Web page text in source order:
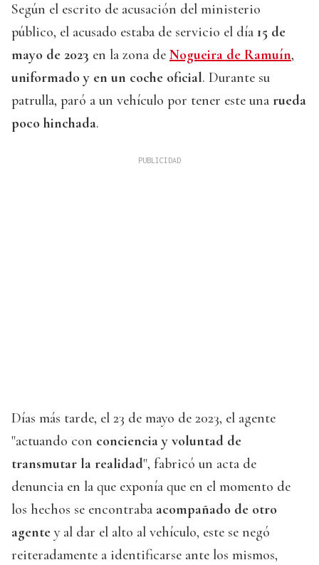
Según el escrito de acusación del ministerio
público, el acusado estaba de servicio el día 15 de
mayo de 2023 en la zona de Nogueira de Ramuín,
uniformado y en un coche oficial. Durante su
patrulla, paró a un vehículo por tener este una rueda
poco hinchada.
Días más tarde, el 23 de mayo de 2023, el agente
"actuando con conciencia y voluntad de
transmutar la realidad", fabricó un acta de
denuncia en la que exponía que en el momento de
los hechos se encontraba acompañado de otro
agente y al dar el alto al vehículo, este se negó
reiteradamente a identificarse ante los mismos,